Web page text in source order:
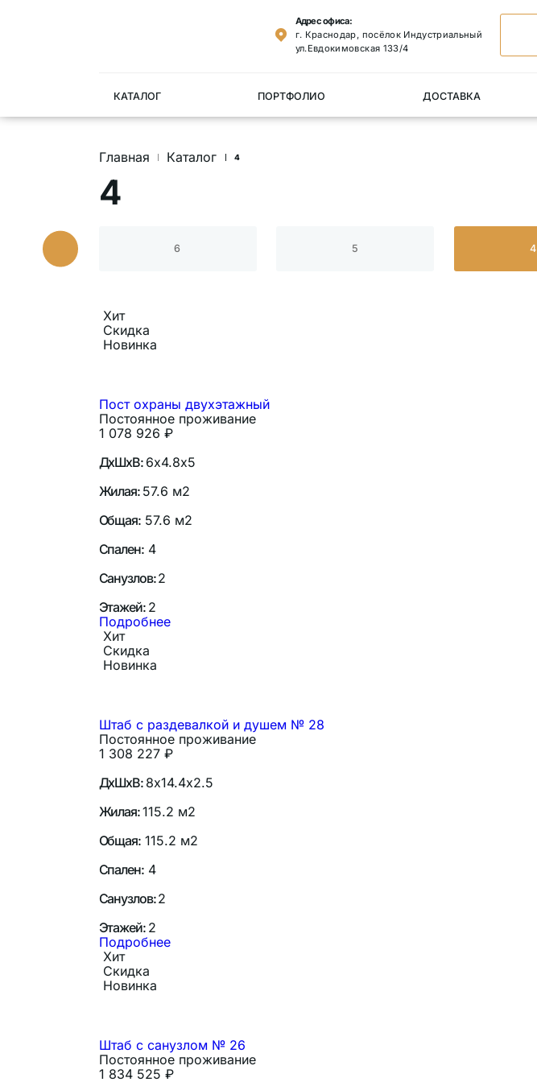
Адрес офиса:
г. Краснодар, посёлок Индустриальный
ул.Евдокимовская 133/4
КАТАЛОГ ПОРТФОЛИО ДОСТАВКА
Главная Каталог 4
4
6 5 4
Хит
Скидка
Новинка
Пост охраны двухэтажный
Постоянное проживание
1 078 926 ₽
ДхШхВ: 6х4.8х5
Жилая: 57.6 м2
Общая:57.6 м2
Спален:4
Санузлов:2
Этажей: 2
Подробнее
Хит
Скидка
Новинка
Штаб с раздевалкой и душем № 28
Постоянное проживание
1 308 227₽
ДхШхВ: 8х14.4х2.5
Жилая:115.2 м2
Общая:115.2 м2
Спален:4
Санузлов:2
Этажей: 2
Подробнее
Хит
Скидка
Новинка
Штаб с санузлом № 26
Постоянное проживание
1 834 525 ₽